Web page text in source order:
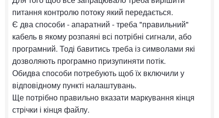
питання контролю потоку який передається.
Є два способи - апаратний - треба "правильний"
кабель в якому розпаяні всі потрібні сигнали, або
програмний. Тоді бавитись треба із символами які
дозволяють програмно призупиняти потік.
Обидва способи потребують щоб їх включили у
відповідному пункті налаштувань.
Ще потрібно правильно вказати маркування кінця
стрічки і кінця файлу.